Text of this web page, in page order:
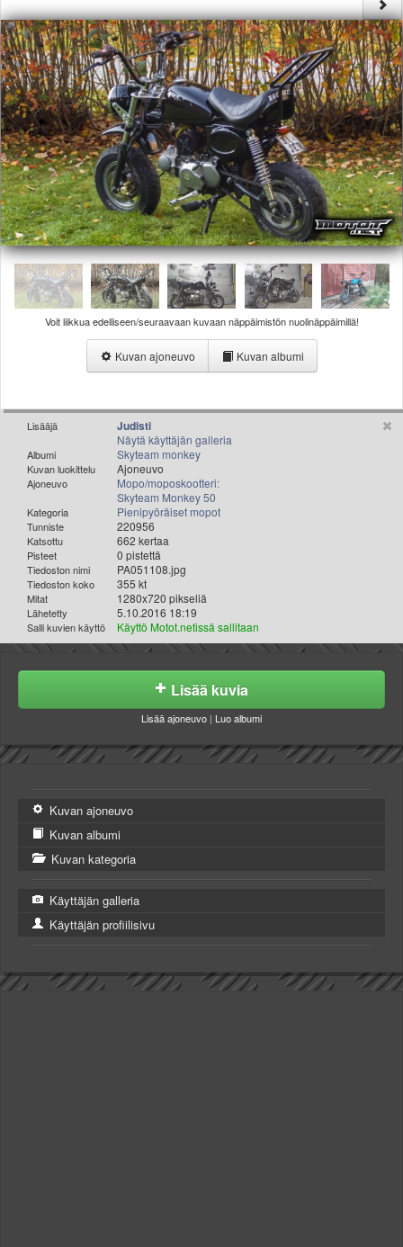
Säännöt ja ohjeet
Uudet ajoneuvot
Uudet kuvat
Uudet videot
Uudet kommentit
MYYDÄÄN
Haku
Ohjeet
Ajoneuvot
Osat
TIETOPANKKI
TAPAHTUMAT
MP15 kuvia
MP14 kuvia
MP13 kuvia
ACS 2015 kuvia
Lisää uusi tapahtuma
Valitse paikkakunta
Helsingin sää
Tampereen sää
Turun sää
Kuopion sää
Rovaniemen sää
MUUT
VIP-jäsenyys
Paidat ja vaatteet
Suunnittele oma paita
Mainostus
Palaute
Voit liikkua edelliseen/seuraavaan kuvaan näppäimistön nuolinäppäimillä!
Kuvan ajoneuvo Kuvan albumi
Lisääjä Judisti
Näytä käyttäjän galleria
Albumi Skyteam monkey
Kuvan luokittelu Ajoneuvo
Ajoneuvo
Mopo/moposkootteri:
Skyteam Monkey 50
Kategoria Pienipyöräiset mopot
Tunniste 220956
Katsottu 662 kertaa
Pisteet 0 pistettä
Tiedoston nimi PA051108.jpg
Tiedoston koko 355 kt
Mitat 1280x720 pikseliä
Lähetetty 5.10.2016 18:19
Salli kuvien käyttö Käyttö Motot.netissä sallitaan
Lisää kuvia
Lisää ajoneuvo | Luo albumi
Kuvan ajoneuvo
Kuvan albumi
Kuvan kategoria
Käyttäjän galleria
Käyttäjän profiilisivu